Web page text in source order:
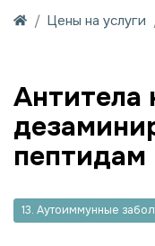
Цены на услуги
Антитела
пептидам
13. Аутоиммунные